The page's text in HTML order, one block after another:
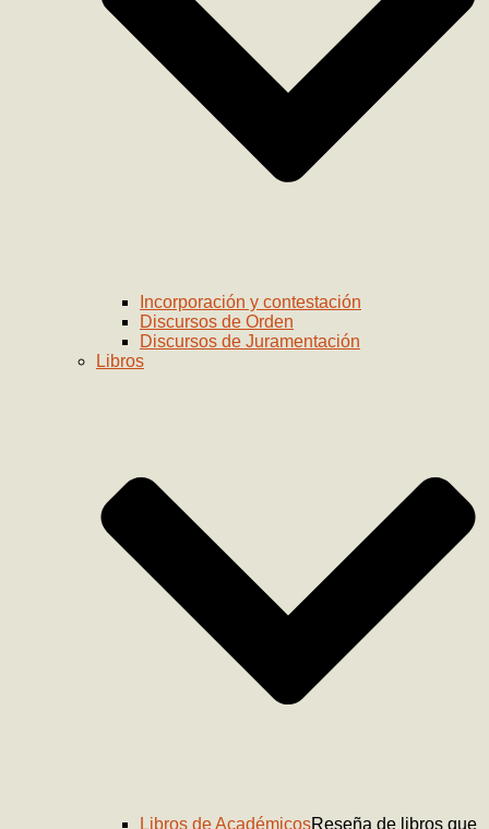
Incorporación y contestación
Discursos de Orden
Discursos de Juramentación
Libros
Libros de AcadémicosReseña de libros que